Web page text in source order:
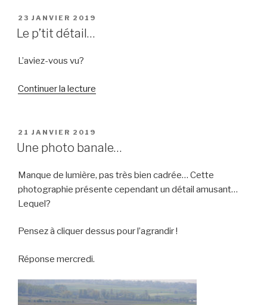
PUBLIÉ
LE
23 JANVIER 2019
Le p’tit détail…
L’aviez-vous vu?
Continuer la lecture
PUBLIÉ
LE
21 JANVIER 2019
Une photo banale…
Manque de lumière, pas très bien cadrée… Cette
photographie présente cependant un détail amusant…
Lequel?
Pensez à cliquer dessus pour l’agrandir !
Réponse mercredi.